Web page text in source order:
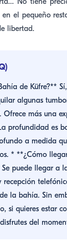
No tiene
el pequeño
libertad.
de Küfre?**
algunas
Ofrece más una
profundidad es
a medida
* **¿Cómo
Se puede llegar
recepción
la bahía. Sin
si quieres estar
del